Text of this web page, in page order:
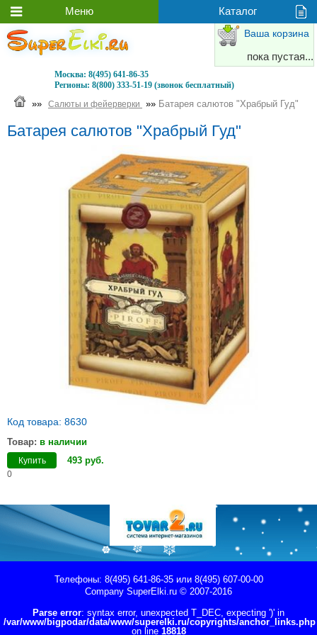
Москва: 8(495) 641-86-35
Регионы: 8(800) 333-51-19 (звонок бесплатный)
Ваша корзина
пока пустая...
»» Салюты и фейерверки »» Батарея салютов "Храбрый Гуд"
Батарея салютов "Храбрый Гуд"
Код товара: 8630
Товар: в наличии
Купить 493 руб.
0
Телефоны: 8(495) 641-86-35 или 8(495) 607-00-00
Company SuperElki.ru © 2007-2016
Parse error: syntax error, unexpected T_DEC, expecting ')' in
/var/www/bigpodar/data/www/superelki.ru/copyrights/anchor_links.php
on line 18818